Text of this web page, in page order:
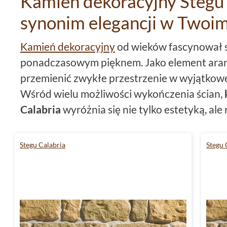
synonim elegancji w
Kamień dekoracyjnyod wieków
ponadczasowym pięknem. Jako element
przemienić zwykłe przestrzenie w
Wśród wielu możliwości wykończenia ścian,
Calabria wyróżnia się nie tylko estetyką,
jednocześnie będąc lekkim i łatwym w
klasycznych po nowoczesne, pozwalając
Stegu Calabria Stegu